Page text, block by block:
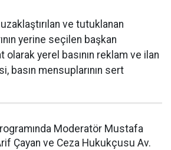
ve tutuklanan
yerine seçilen başkan
yerel basının reklam ve ilan
basın mensuplarının sert
Moderatör Mustafa
Çayan ve Ceza Hukukçusu Av.